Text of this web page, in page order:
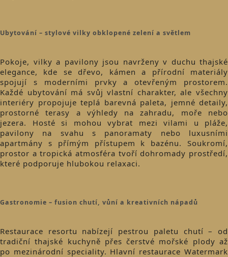
Ubytování – stylové vilky obklopené zelení a světlem
Pokoje, vilky a pavilony jsou navrženy v duchu thajské
elegance, kde se dřevo, kámen a přírodní materiály
spojují s moderními prvky a otevřeným prostorem.
Každé ubytování má svůj vlastní charakter, ale všechny
interiéry propojuje teplá barevná paleta, jemné detaily,
prostorné terasy a výhledy na zahradu, moře nebo
jezera. Hosté si mohou vybrat mezi vilami u pláže,
pavilony na svahu s panoramaty nebo luxusními
apartmány s přímým přístupem k bazénu. Soukromí,
prostor a tropická atmosféra tvoří dohromady prostředí,
které podporuje hlubokou relaxaci.
Gastronomie – fusion chutí, vůní a kreativních nápadů
Restaurace resortu nabízejí pestrou paletu chutí – od
tradiční thajské kuchyně přes čerstvé mořské plody až
po mezinárodní speciality. Hlavní restaurace Watermark